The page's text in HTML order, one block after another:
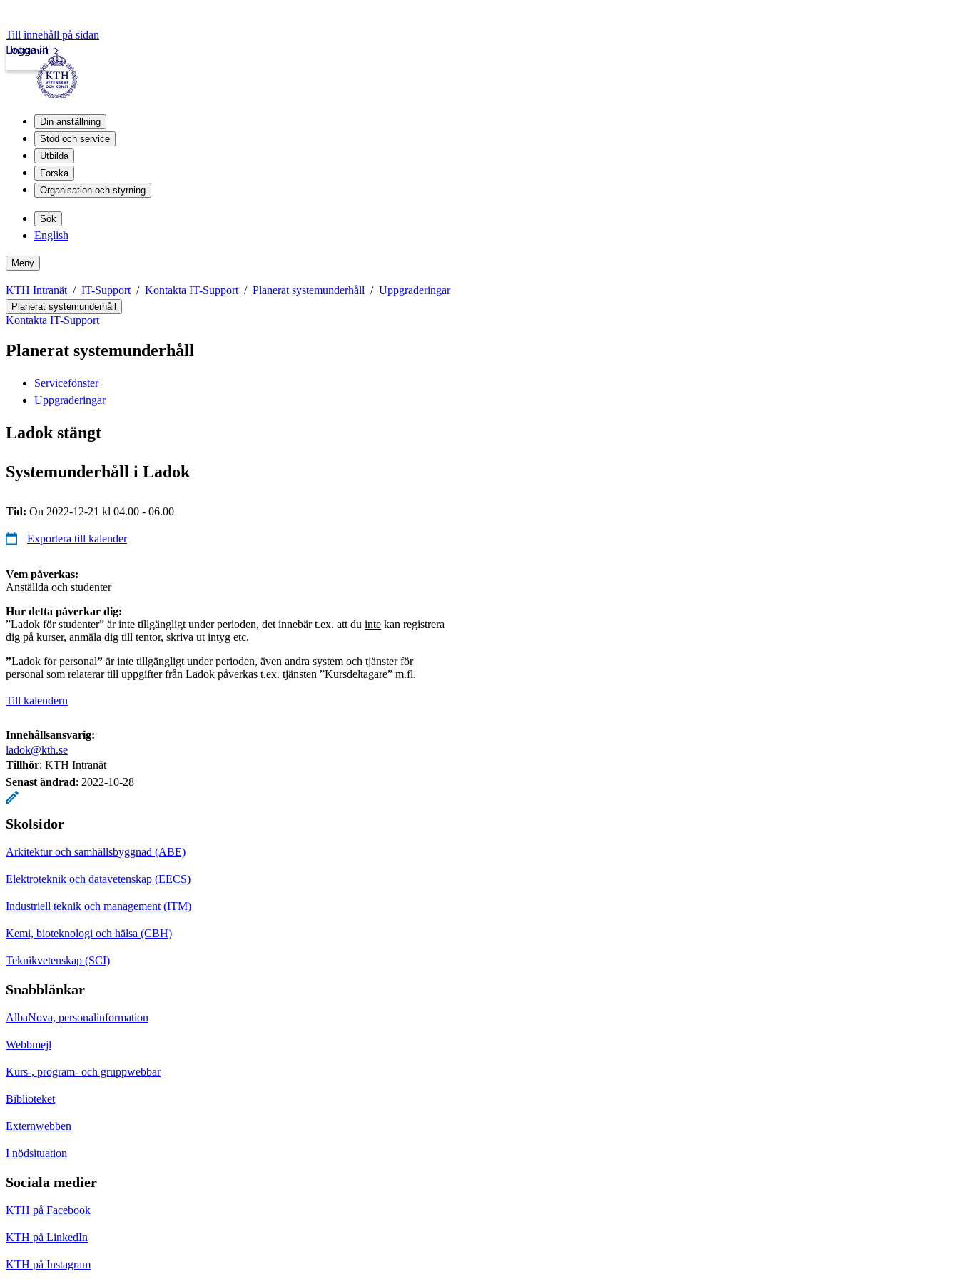
Till innehåll på sidan
Intranät
Logga in
Din anställning
Stöd och service
Utbilda
Forska
Organisation och styrning
Sök
English
Meny
KTH Intranät IT-Support Kontakta IT-Support Planerat systemunderhåll Uppgraderingar
Planerat systemunderhåll
Kontakta IT-Support
Planerat systemunderhåll
Servicefönster
Uppgraderingar
Ladok stängt
Systemunderhåll i Ladok
Tid: On 2022-12-21 kl 04.00 - 06.00
Exportera till kalender
Vem påverkas:
Anställda och studenter
Hur detta påverkar dig:
”Ladok för studenter” är inte tillgängligt under perioden, det innebär t.ex. att du inte kan registrera
dig på kurser, anmäla dig till tentor, skriva ut intyg etc.
”Ladok för personal” är inte tillgängligt under perioden, även andra system och tjänster för
personal som relaterar till uppgifter från Ladok påverkas t.ex. tjänsten ”Kursdeltagare” m.fl.
Till kalendern
Innehållsansvarig:
ladok@kth.se
Tillhör: KTH Intranät
Senast ändrad: 2022-10-28
Skolsidor
Arkitektur och samhällsbyggnad (ABE)
Elektroteknik och datavetenskap (EECS)
Industriell teknik och management (ITM)
Kemi, bioteknologi och hälsa (CBH)
Teknikvetenskap (SCI)
Snabblänkar
AlbaNova, personalinformation
Webbmejl
Kurs-, program- och gruppwebbar
Biblioteket
Externwebben
I nödsituation
Sociala medier
KTH på Facebook
KTH på LinkedIn
KTH på Instagram